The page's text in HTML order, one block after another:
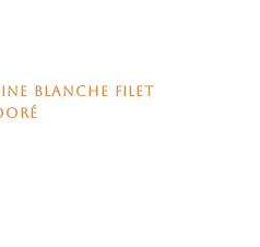
BLANCHE FILET